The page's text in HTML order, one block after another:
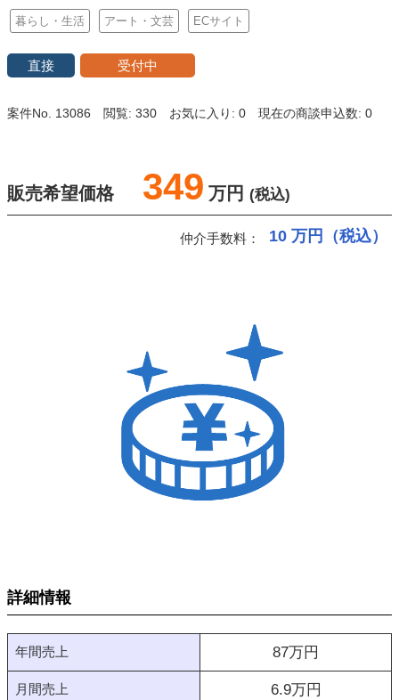
暮らし・生活 アート・文芸 ECサイト
直接 受付中
案件No. 13086 閲覧: 330 お気に入り: 0 現在の商談申込数: 0
販売希望価格 349 万円 (税込)
仲介手数料： 10 万円（税込）
詳細情報
年間売上 87万円
月間売上 6.9万円